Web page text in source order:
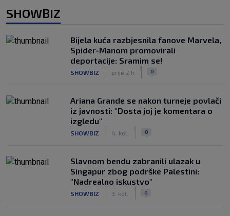
SHOWBIZ
Bijela kuća razbjesnila fanove Marvela,
Spider-Manom promovirali
deportacije: Sramim se!
SHOWBIZ prije 2 h 0
Ariana Grande se nakon turneje povlači
iz javnosti: "Dosta joj je komentara o
izgledu"
SHOWBIZ 4. kol. 0
Slavnom bendu zabranili ulazak u
Singapur zbog podrške Palestini:
"Nadrealno iskustvo"
SHOWBIZ 3. kol. 0